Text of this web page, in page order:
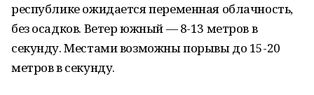
республике ожидается переменная облачность,
без осадков. Ветер южный — 8-13 метров в
секунду. Местами возможны порывы до 15-20
метров в секунду.